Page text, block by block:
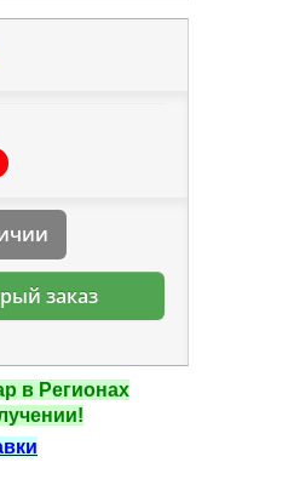
заказ
в Регионах